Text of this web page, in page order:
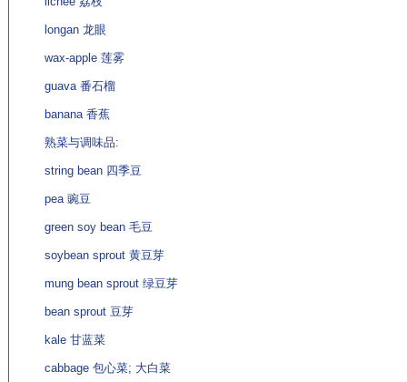
longan 龙眼
wax-apple 莲雾
guava 番石榴
banana 香蕉
熟菜与调味品:
string bean 四季豆
pea 豌豆
green soy bean 毛豆
soybean sprout 黄豆芽
mung bean sprout 绿豆芽
bean sprout 豆芽
kale 甘蓝菜
cabbage 包心菜; 大白菜